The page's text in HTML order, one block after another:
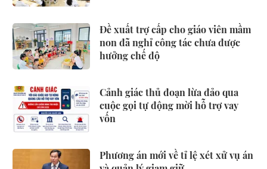
Đề xuất trợ cấp cho giáo viên mầm
non đã nghỉ công tác chưa được
hưởng chế độ
Cảnh giác thủ đoạn lừa đảo qua
cuộc gọi tự động mời hỗ trợ vay
vốn
Phương án mới về tỉ lệ xét xử vụ án